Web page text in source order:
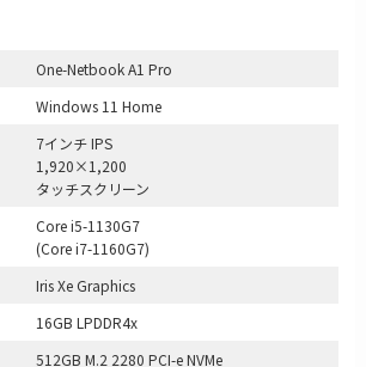
One-Netbook A1 Pro
Windows 11 Home
7インチ IPS
1,920×1,200
タッチスクリーン
Core i5-1130G7
(Core i7-1160G7)
Iris Xe Graphics
16GB LPDDR4x
512GB M.2 2280 PCI-e NVMe